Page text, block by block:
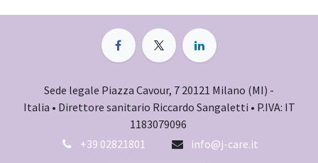
Sede legale Piazza Cavour, 7 20121 Milano (MI) -
Italia • Direttore sanitario Riccardo Sangaletti • P.IVA: IT
1183079096
+39 02821801
info@j-care.it